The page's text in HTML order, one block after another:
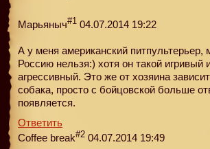
Марьяныч#1 04.07.2014 19:22
А у меня американский питпультерьер,
Россию нельзя:) хотя он такой игривый
агрессивный. Это же от хозяина
собака, просто с бойцовской больше
появляется.
Ответить
Coffee break#2 04.07.2014 19:49